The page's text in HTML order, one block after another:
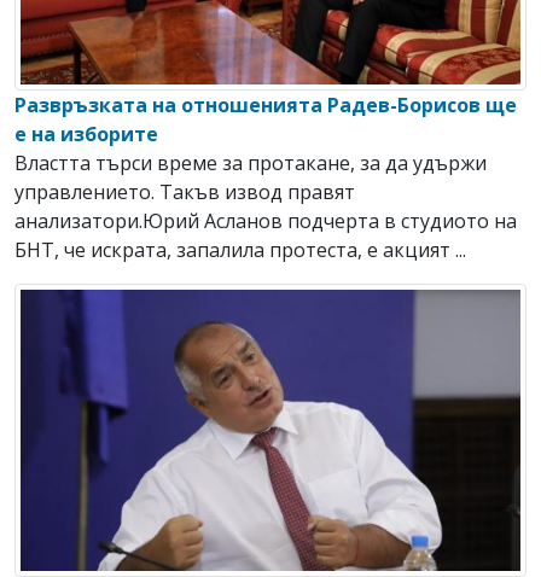
Развръзката на отношенията Радев-Борисов ще
е на изборите
Властта търси време за протакане, за да удържи
управлението. Такъв извод правят
анализатори.Юрий Асланов подчерта в студиото на
БНТ, че искрата, запалила протеста, е акцият ...